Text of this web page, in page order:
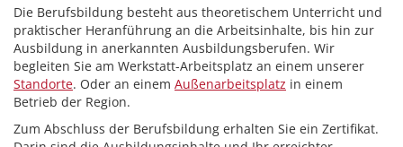
Die Berufsbildung besteht aus theoretischem Unterricht und
praktischer Heranführung an die Arbeitsinhalte, bis hin zur
Ausbildung in anerkannten Ausbildungsberufen. Wir
begleiten Sie am Werkstatt-Arbeitsplatz an einem unserer
Standorte. Oder an einem Außenarbeitsplatz in einem
Betrieb der Region.
Zum Abschluss der Berufsbildung erhalten Sie ein Zertifikat.